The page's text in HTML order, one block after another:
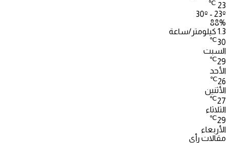
23
℃
30º - 23º
88%
1.3 كيلومتر/ساعة
30
℃
السبت
29
℃
الأحد
26
℃
الأثنين
27
℃
الثلاثاء
29
℃
الأربعاء
مقالات رأي